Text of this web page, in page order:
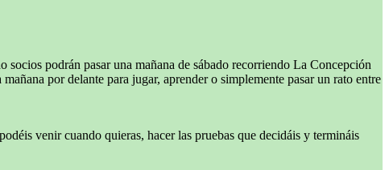
socios podrán pasar una mañana de sábado recorriendo La Concepción
por delante para jugar, aprender o simplemente pasar un rato entre
venir cuando quieras, hacer las pruebas que decidáis y termináis